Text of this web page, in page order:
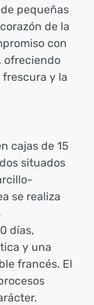
pequeñas
de la
con
ofreciendo
y la
cajas de 15
situados
se realiza
días,
y una
francés. El